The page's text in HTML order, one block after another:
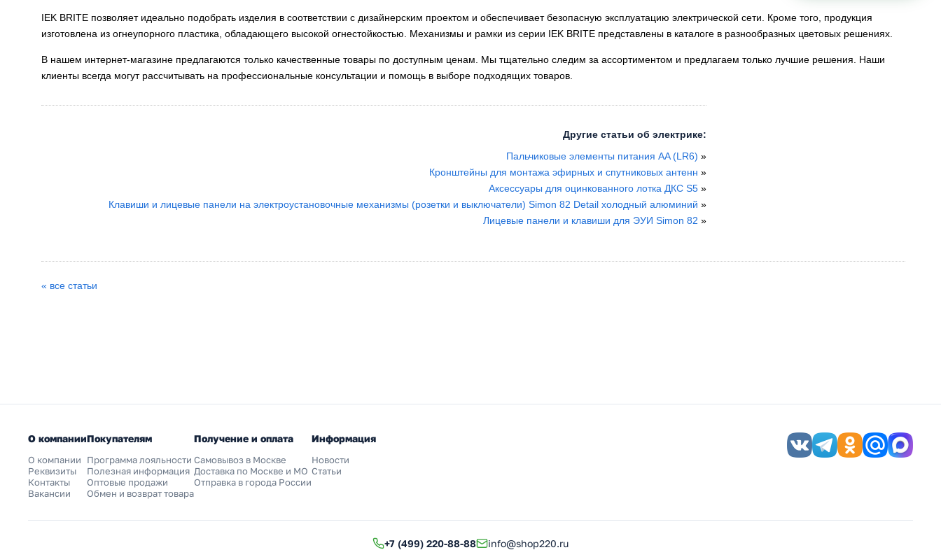
IEK BRITE позволяет идеально подобрать изделия в соответствии с дизайнерским проектом и обеспечивает безопасную эксплуатацию электрической сети. Кроме того, продукция
изготовлена из огнеупорного пластика, обладающего высокой огнестойкостью. Механизмы и рамки из серии IEK BRITE представлены в каталоге в разнообразных цветовых решениях.
В нашем интернет-магазине предлагаются только качественные товары по доступным ценам. Мы тщательно следим за ассортиментом и предлагаем только лучшие решения. Наши
клиенты всегда могут рассчитывать на профессиональные консультации и помощь в выборе подходящих товаров.
Другие статьи об электрике:
Пальчиковые элементы питания AA (LR6) »
Кронштейны для монтажа эфирных и спутниковых антенн»
Аксессуары для оцинкованного лотка ДКС S5 »
Клавиши и лицевые панели на электроустановочные механизмы (розетки и выключатели) Simon 82 Detail холодный алюминий»
Лицевые панели и клавиши для ЭУИ Simon 82 »
« все статьи
О компании
О компании
Реквизиты
Контакты
Вакансии
Покупателям
Программа лояльности
Полезная информация
Оптовые продажи
Обмен и возврат товара
Получение и оплата
Самовывоз в Москве
Доставка по Москве и МО
Отправка в города России
Информация
Новости
Статьи
+7 (499) 220-88-88 info@shop220.ru